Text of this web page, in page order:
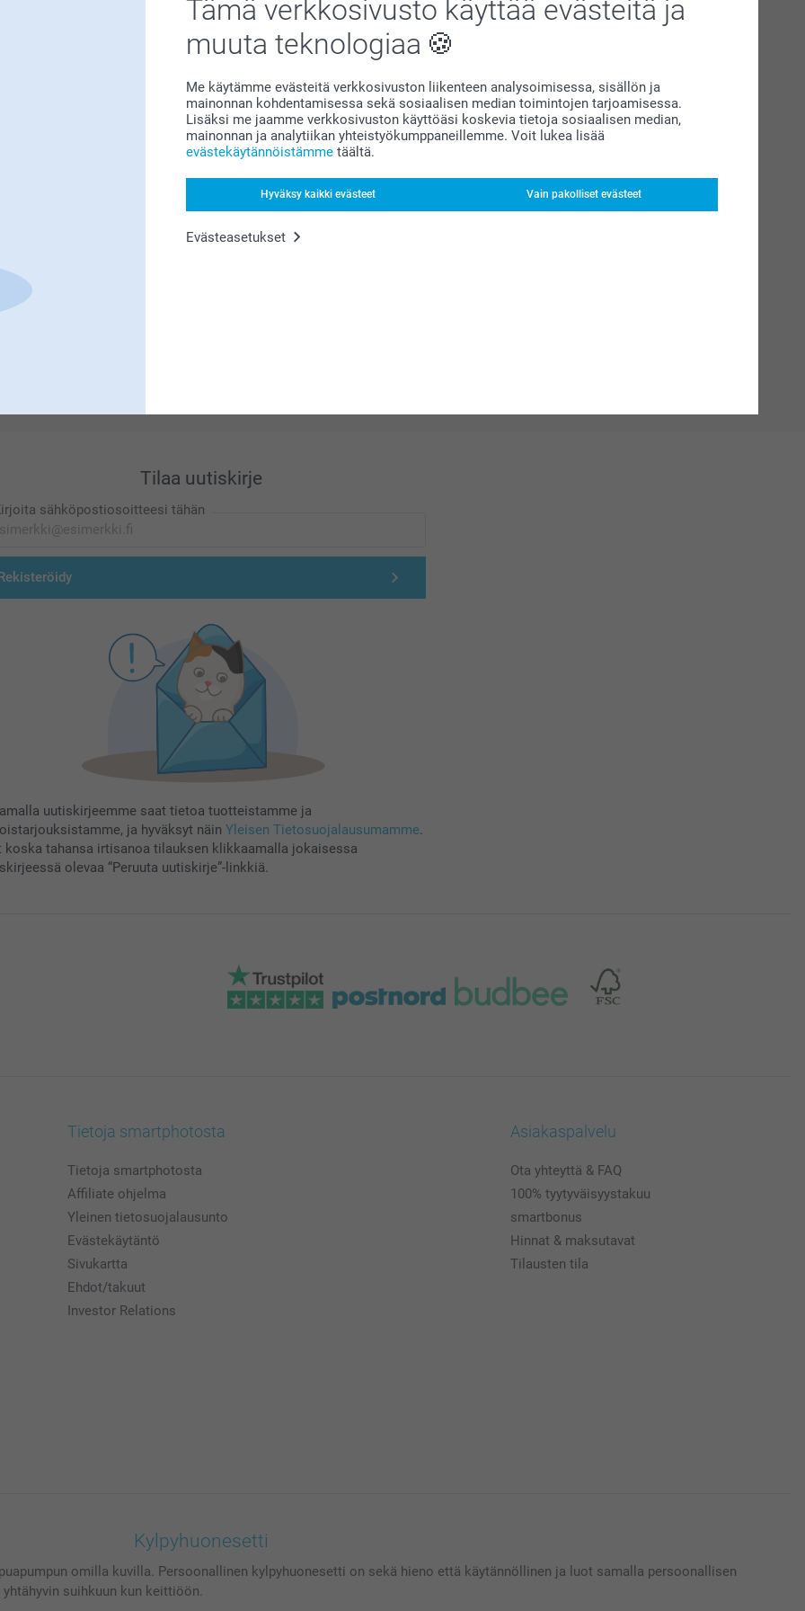
Tämä verkkosivusto käyttää evästeitä ja
muuta teknologiaa
Me käytämme evästeitä verkkosivuston liikenteen analysoimisessa, sisällön ja
mainonnan kohdentamisessa sekä sosiaalisen median toimintojen tarjoamisessa.
Lisäksi me jaamme verkkosivuston käyttöäsi koskevia tietoja sosiaalisen median,
mainonnan ja analytiikan yhteistyökumppaneillemme. Voit lukea lisää
evästekäytännöistämme täältä.
Hyväksy kaikki evästeet Vain pakolliset evästeet
Evästeasetukset
Bonusta kaikista tilauksista
Etsitkö inspiraatiota?
Tilaa uutiskirje
sähköpostiosoitteesi tähän
uutiskirjeemme saat tietoa tuotteistamme ja
ja hyväksyt näin Yleisen Tietosuojalausumamme.
koska tahansa irtisanoa tilauksen klikkaamalla jokaisessa
olevaa “Peruuta uutiskirje”-linkkiä.
Tietoja smartphotosta
Tietoja smartphotosta
Affiliate ohjelma
Yleinen tietosuojalausunto
Evästekäytäntö
Sivukartta
Ehdot/takuut
Investor Relations
Asiakaspalvelu
Ota yhteyttä & FAQ
100% tyytyväisyystakuu
smartbonus
Hinnat & maksutavat
Tilausten tila
Kylpyhuonesetti
omilla kuvilla. Persoonallinen kylpyhuonesetti on sekä hieno että käytännöllinen ja luot samalla persoonallisen
suihkuun kun keittiöön.